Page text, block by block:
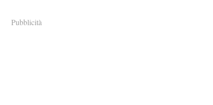
Pubblicità